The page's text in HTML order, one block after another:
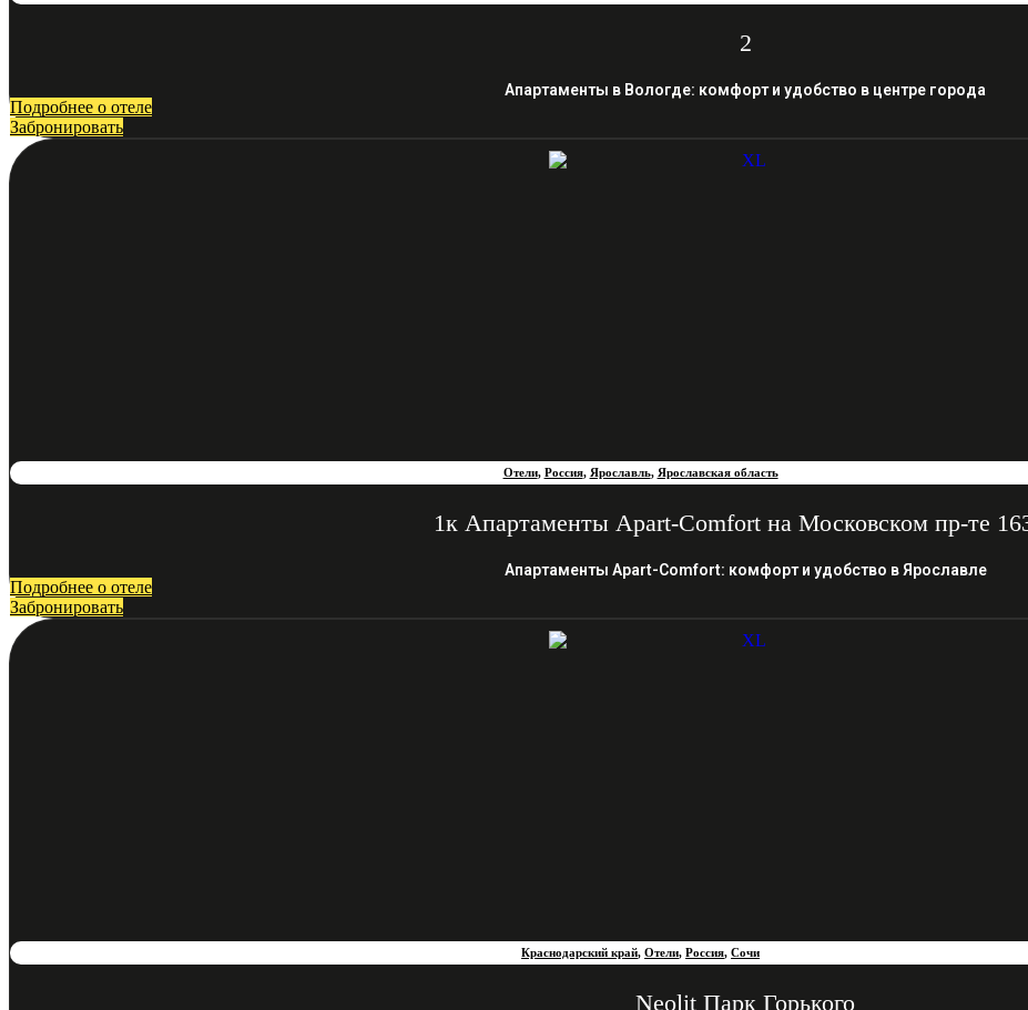
2
Апартаменты в Вологде: комфорт и удобство в центре города
Подробнее о отеле
Забронировать
Отели, Россия, Ярославль, Ярославская область
1к Апартаменты Apart-Comfort на Московском пр-те
Апартаменты Apart-Comfort: комфорт и удобство в Ярославле
Подробнее о отеле
Забронировать
Краснодарский край,Отели,Россия,Сочи
Neolit Парк Горького